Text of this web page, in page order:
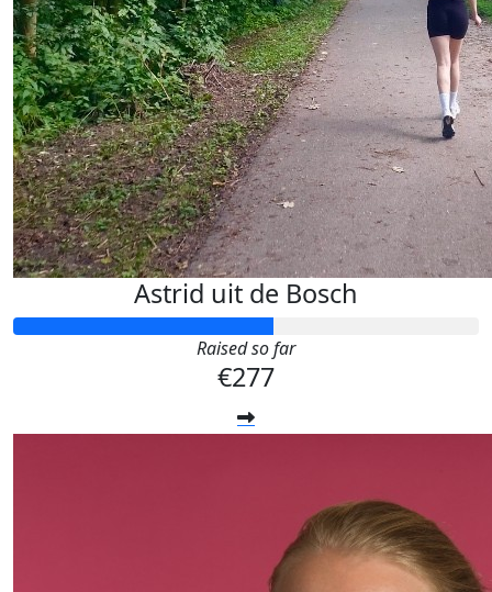
Astrid uit de Bosch
Raised so far
€277